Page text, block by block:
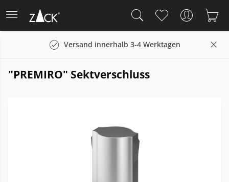
Versand innerhalb 3-4 Werktagen
"PREMIRO" Sektverschluss